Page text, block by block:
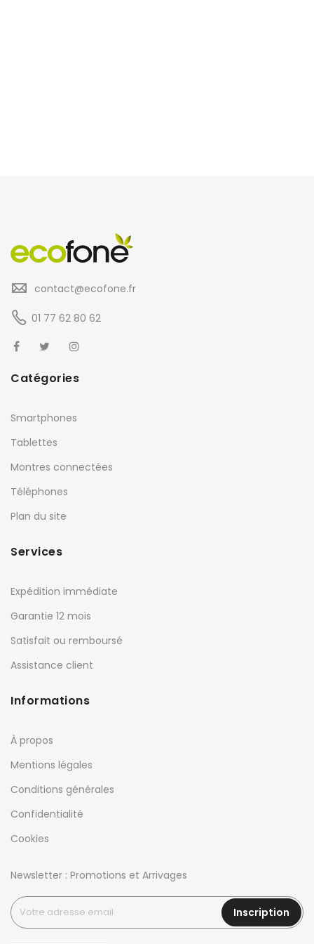
contact@ecofone.fr
01 77 62 80 62
Catégories
Smartphones
Tablettes
Montres connectées
Téléphones
Plan du site
Services
Expédition immédiate
Garantie 12 mois
Satisfait ou remboursé
Assistance client
Informations
À propos
Mentions légales
Conditions générales
Confidentialité
Cookies
Newsletter : Promotions et Arrivages
Inscription